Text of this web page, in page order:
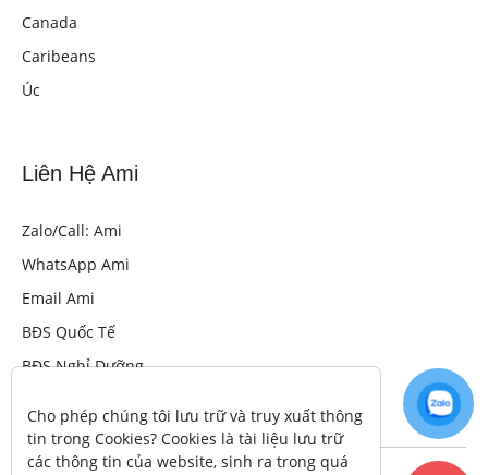
Canada
Caribeans
Úc
Liên Hệ Ami
Zalo/Call: Ami
WhatsApp Ami
Email Ami
BĐS Quốc Tế
BĐS Nghỉ Dưỡng
Cho phép chúng tôi lưu trữ và truy xuất thông
tin trong Cookies? Cookies là tài liệu lưu trữ
các thông tin của website, sinh ra trong quá